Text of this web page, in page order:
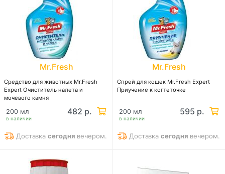
Mr.Fresh
Средство для животных Mr.Fresh
Expert Очиститель налета и
мочевого камня
в наличии
200 мл 482 р.
Доставкасегодня вечером.
Mr.Fresh
Спрей для кошек Mr.Fresh Expert
Приучение к когтеточке
в наличии
200 мл 595 р.
Доставкасегодня вечером.